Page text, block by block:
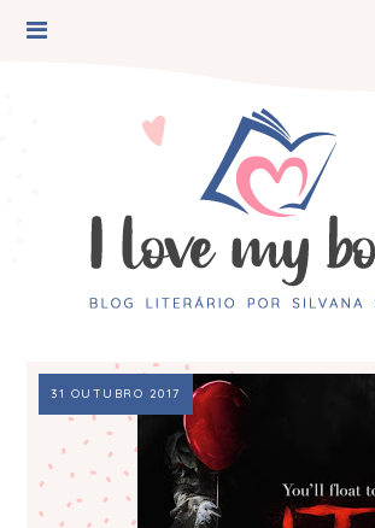
31 OUTUBRO 2017